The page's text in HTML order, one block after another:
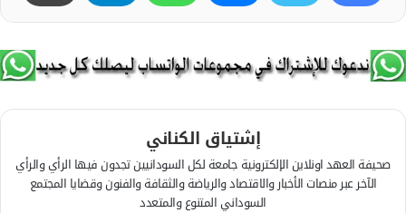
إشتياق الكناني
صحيفة العهد اونلاين الإلكترونية جامعة لكل السودانيين تجدون فيها الرأي والرأي
الآخر عبر منصات الأخبار والاقتصاد والرياضة والثقافة والفنون وقضايا المجتمع
السوداني المتنوع والمتعدد